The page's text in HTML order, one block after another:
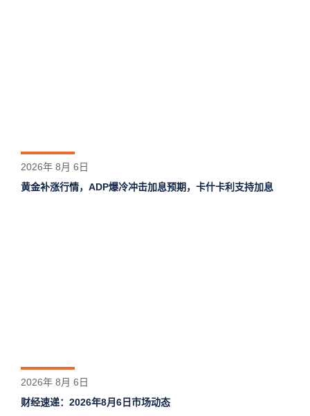
2026年 8月 6日
黄金补涨行情，ADP爆冷冲击加息预期，卡什卡利支持加息
2026年 8月 6日
财经速递：2026年8月6日市场动态